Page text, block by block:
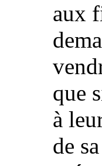
aux
que
à
de